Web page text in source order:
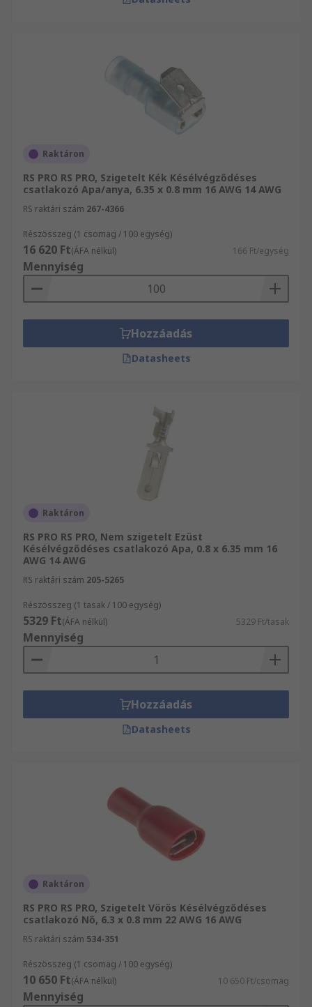
Raktáron
RS PRO RS PRO, Szigetelt Kék Késélvégződéses
csatlakozó Apa/anya, 6.35 x 0.8 mm 16 AWG 14 AWG
RS raktári szám 267-4366
Részösszeg (1 csomag / 100 egység)
16 620 Ft(ÁFA nélkül) 166 Ft/egység
Mennyiség
Hozzáadás
Datasheets
Raktáron
RS PRO RS PRO, Nem szigetelt Ezüst
Késélvégződéses csatlakozó Apa, 0.8 x 6.35 mm 16
AWG 14 AWG
RS raktári szám 205-5265
Részösszeg (1 tasak / 100 egység)
5329 Ft(ÁFA nélkül) 5329 Ft/tasak
Mennyiség
Hozzáadás
Datasheets
Raktáron
RS PRO RS PRO, Szigetelt Vörös Késélvégződéses
csatlakozó Nő, 6.3 x 0.8 mm 22 AWG 16 AWG
RS raktári szám 534-351
Részösszeg (1 csomag / 100 egység)
10 650 Ft(ÁFA nélkül) 10 650 Ft/csomag
Mennyiség